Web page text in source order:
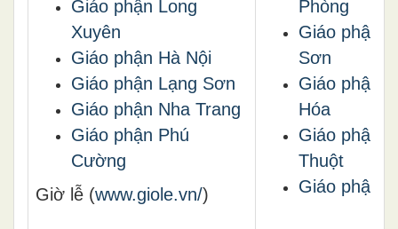
Giáo phận Long
Xuyên
Giáo phận Hà Nội
Giáo phận Lạng Sơn
Giáo phận Nha Trang
Giáo phận Phú
Cường
Giờ lễ (www.giole.vn/)
Phòng
Giáo phận
Sơn
Giáo phận
Hóa
Giáo phận
Thuột
Giáo phận